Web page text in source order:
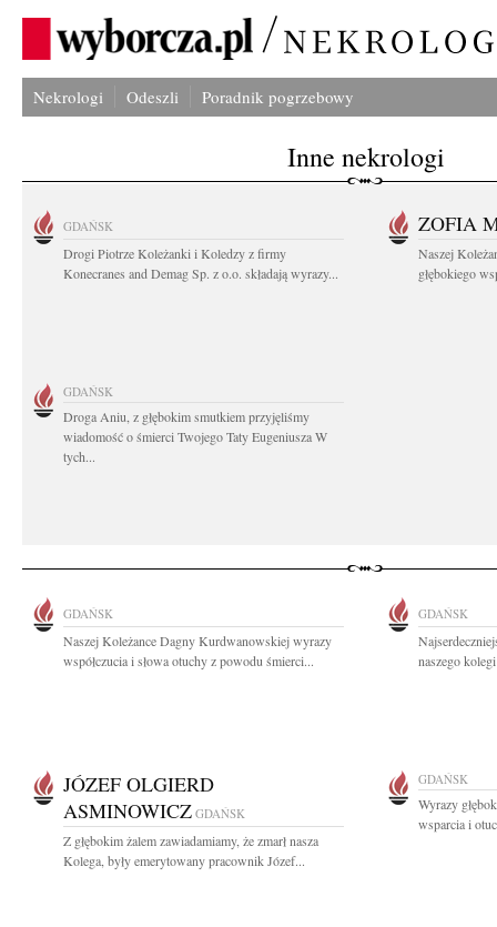
Nekrologi Odeszli Poradnik pogrzebowy
Inne nekrologi
GDAŃSK
Drogi Piotrze Koleżanki i Koledzy z firmy
Konecranes and Demag Sp. z o.o. składają wyrazy...
ZOFIA
Naszej
głębokiego
GDAŃSK
Droga Aniu, z głębokim smutkiem przyjęliśmy
wiadomość o śmierci Twojego Taty Eugeniusza W
tych...
GDAŃSK
Naszej Koleżance Dagny Kurdwanowskiej wyrazy
współczucia i słowa otuchy z powodu śmierci...
GDAŃSK
naszego
JÓZEF OLGIERD
ASMINOWICZ GDAŃSK
Z głębokim żalem zawiadamiamy, że zmarł nasza
Kolega, były emerytowany pracownik Józef...
GDAŃSK
Wyrazy
wsparcia i